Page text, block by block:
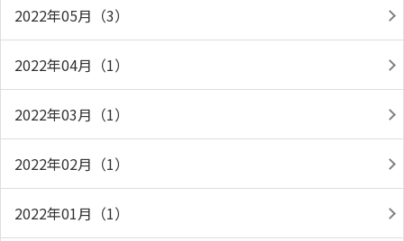
2022年05月（3）
2022年04月（1）
2022年03月（1）
2022年02月（1）
2022年01月（1）